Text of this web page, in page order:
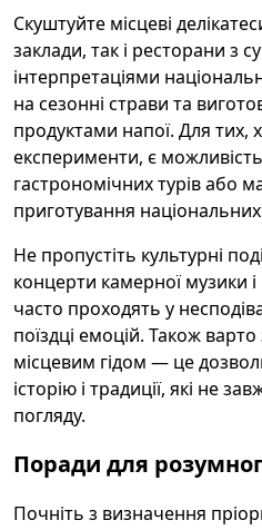
Скуштуйте місцеві
заклади, так і ресторани з
інтерпретаціями
на сезонні страви та
продуктами напої. Для тих,
експерименти, є
гастрономічних турів або
приготування
Не пропустіть культурні
концерти камерної музики
часто проходять у
поїздці емоцій. Також
місцевим гідом — це
історію і традиції, які не
погляду.
Поради для
Почніть з визначення